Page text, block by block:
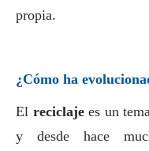
propia.
¿Cómo ha
El reciclaje es un
y desde hace